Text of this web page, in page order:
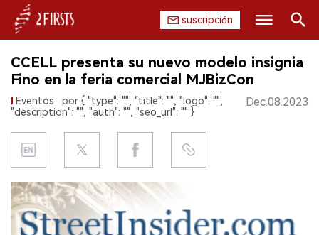
suscripción
INICIO
EMPRESA
PRODUCTO
CHINA
Buscar
CCELL presenta su nuevo modelo insignia
Fino en la feria comercial MJBizCon
Eventos
por { "type": "", "title": "", "logo": "",
"description": "", "auth": "", "seo_url": "" }
Dec.08.2023